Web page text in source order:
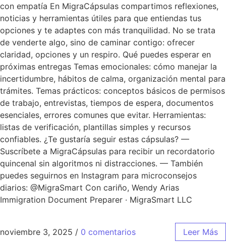
con empatía En MigraCápsulas compartimos reflexiones,
noticias y herramientas útiles para que entiendas tus
opciones y te adaptes con más tranquilidad. No se trata
de venderte algo, sino de caminar contigo: ofrecer
claridad, opciones y un respiro. Qué puedes esperar en
próximas entregas Temas emocionales: cómo manejar la
incertidumbre, hábitos de calma, organización mental para
trámites. Temas prácticos: conceptos básicos de permisos
de trabajo, entrevistas, tiempos de espera, documentos
esenciales, errores comunes que evitar. Herramientas:
listas de verificación, plantillas simples y recursos
confiables. ¿Te gustaría seguir estas cápsulas? —
Suscríbete a MigraCápsulas para recibir un recordatorio
quincenal sin algoritmos ni distracciones. — También
puedes seguirnos en Instagram para microconsejos
diarios: @MigraSmart Con cariño, Wendy Arias
Immigration Document Preparer · MigraSmart LLC
noviembre 3, 2025 / 0 comentarios Leer Más